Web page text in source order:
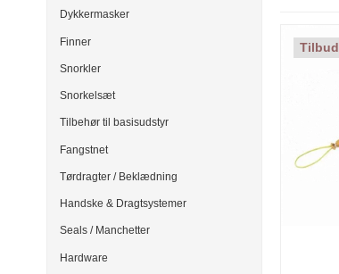
Dykkermasker
Finner
Snorkler
Snorkelsæt
Tilbehør til basisudstyr
Fangstnet
Tørdragter / Beklædning
Handske & Dragtsystemer
Seals / Manchetter
Hardware
Tilbud